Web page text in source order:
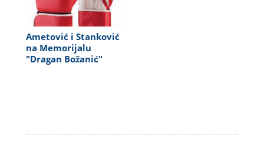
Ametović i Stanković
na Memorijalu
"Dragan Božanić"